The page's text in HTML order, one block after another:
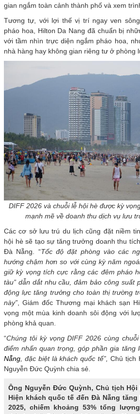
gian ngắm toàn cảnh thành phố và xem
Tương tự, với lợi thế vị trí ngay ven
pháo hoa, Hilton Da Nang đã chuẩn bị
với tầm nhìn trực diện ngắm pháo hoa,
nhà hàng hay không gian riêng tư ở phòng
DIFF 2026 và chuỗi lễ hội hè được kỳ
mạnh mẽ về doanh thu dịch vụ lưu
Các cơ sở lưu trú du lịch cũng đặt niềm
hội hè sẽ tạo sự tăng trưởng doanh thu
Đà Nẵng. “Tốcđộ đặt phòng vào các
hướng chậm hơn so với cùng kỳ năm
giữ kỳ vọng tích cực rằng các đêm pháo
tàu” dẫn dắt nhu cầu, đảm bảo công suất
động lực tăng trưởng cho toàn thị trường
này” , Giám đốc Thương mại khách sạn
vọng một mùa kinh doanh sôi động với
phòng khả quan.
“Chúng tôi kỳ vọng DIFF 2026 cùng
điểm nhấn quan trọng, góp phần gia tăng
Nẵng , đặc biệt là khách quốc tế”, Chủ tịch
Nguyễn Đức Quỳnh chia sẻ.
Ông Nguyễn Đức Quỳnh, Chủ tịch Hội
Hiện khách quốc tế đến Đà Nẵng
2025, chiếm khoảng 53% tổng